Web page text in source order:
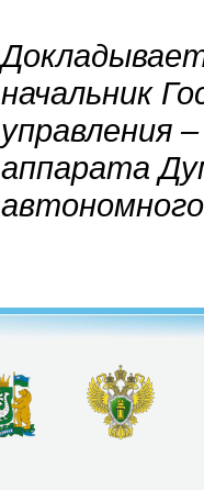
начальник
управления
аппарата